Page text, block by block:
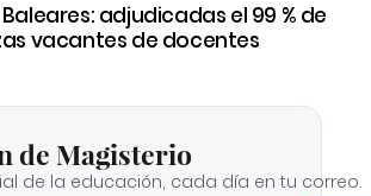
adjudicadas el 99 % de
vacantes de docentes
de Magisterio
de la educación, cada día en tu correo.